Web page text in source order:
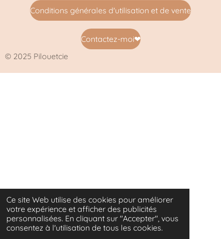
Ce site Web utilise des cookies pour améliorer
votre expérience et afficher des publicités
personnalisées. En cliquant sur "Accepter", vous
consentez à l'utilisation de tous les cookies.
o
k
r
a
m
Conditions générales d'utilisation et de vente
Contactez-moi❤
© 2025 Pilouetcie